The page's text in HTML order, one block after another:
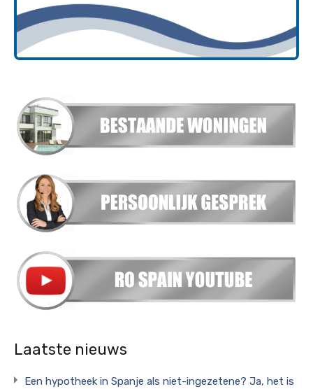
Laatste nieuws
Een hypotheek in Spanje als niet-ingezetene? Ja, het is